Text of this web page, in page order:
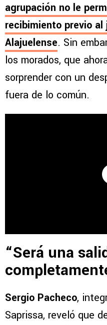
agrupación no le
recibimiento previo
Alajuelense. Sin
los morados, que
sorprender con un
fuera de lo común.
“Será una
Sergio Pacheco,
Saprissa, reveló que